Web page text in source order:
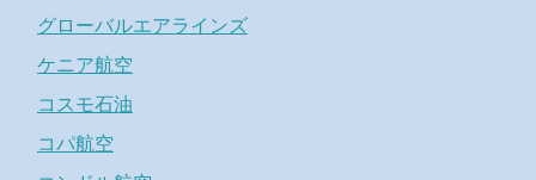
グローバルエアラインズ
ケニア航空
コスモ石油
コパ航空